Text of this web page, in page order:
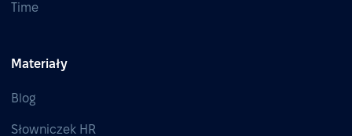
Time
Materiały
Blog
Słowniczek HR